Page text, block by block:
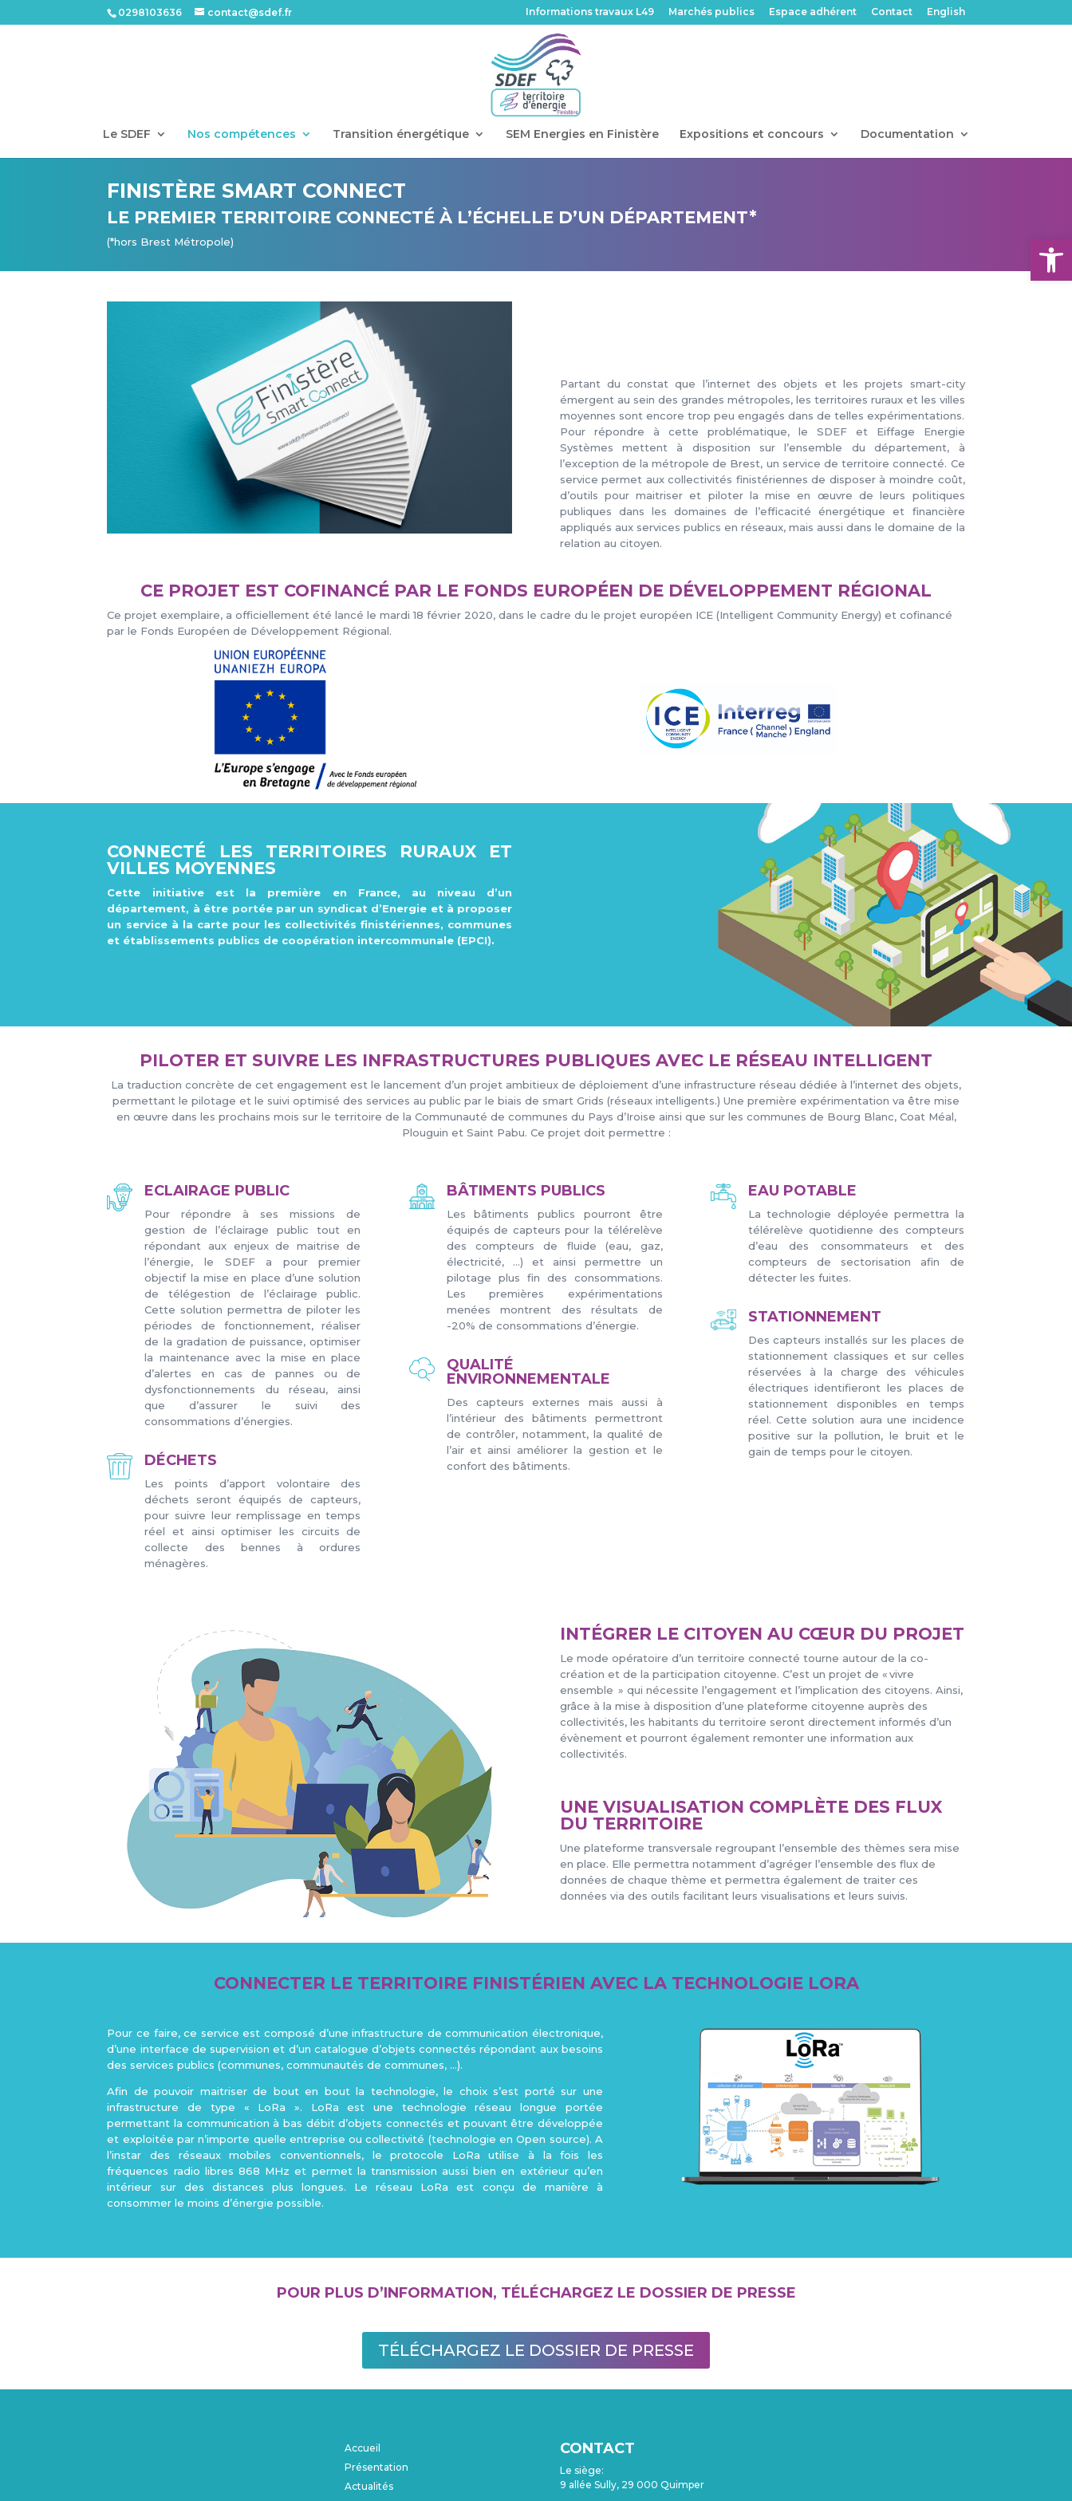
Ouvrir
0298103636 contact@sdef.fr Informations travaux L49 Marchés publics Espace adhérent Contact English
Le SDEF Nos compétences Transition énergétique SEM Energies en Finistère Expositions et concours Documentation
FINISTÈRE SMART CONNECT
LE PREMIER TERRITOIRE CONNECTÉ À L’ÉCHELLE D’UN DÉPARTEMENT*
(*hors Brest Métropole)
Partant du constat que l’internet des objets et les projets smart-city
émergent au sein des grandes métropoles, les territoires ruraux et les villes
moyennes sont encore trop peu engagés dans de telles expérimentations.
Pour répondre à cette problématique, le SDEF et Eiffage Energie
Systèmes mettent à disposition sur l’ensemble du département, à
l’exception de la métropole de Brest, un service de territoire connecté. Ce
service permet aux collectivités finistériennes de disposer à moindre coût,
d’outils pour maitriser et piloter la mise en œuvre de leurs politiques
publiques dans les domaines de l’efficacité énergétique et financière
appliqués aux services publics en réseaux, mais aussi dans le domaine de la
relation au citoyen.
CE PROJET EST COFINANCÉ PAR LE FONDS EUROPÉEN DE DÉVELOPPEMENT RÉGIONAL
Ce projet exemplaire, a officiellement été lancé le mardi 18 février 2020, dans le cadre du le projet européen ICE (Intelligent Community Energy) et cofinancé
par le Fonds Européen de Développement Régional.
CONNECTÉ LES TERRITOIRES RURAUX ET
VILLES MOYENNES
Cette initiative est la première en France, au niveau d’un
département, à être portée par un syndicat d’Energie et à proposer
un service à la carte pour les collectivités finistériennes, communes
et établissements publics de coopération intercommunale (EPCI).
PILOTER ET SUIVRE LES INFRASTRUCTURES PUBLIQUES AVEC LE RÉSEAU INTELLIGENT
La traduction concrète de cet engagement est le lancement d’un projet ambitieux de déploiement d’une infrastructure réseau dédiée à l’internet des objets,
permettant le pilotage et le suivi optimisé des services au public par le biais de smart Grids (réseaux intelligents.) Une première expérimentation va être mise
en œuvre dans les prochains mois sur le territoire de la Communauté de communes du Pays d’Iroise ainsi que sur les communes de Bourg Blanc, Coat Méal,
Plouguin et Saint Pabu. Ce projet doit permettre :
ECLAIRAGE PUBLIC
Pour répondre à ses missions de
gestion de l’éclairage public tout en
répondant aux enjeux de maitrise de
l’énergie, le SDEF a pour premier
objectif la mise en place d’une solution
de télégestion de l’éclairage public.
Cette solution permettra de piloter les
périodes de fonctionnement, réaliser
de la gradation de puissance, optimiser
la maintenance avec la mise en place
d’alertes en cas de pannes ou de
dysfonctionnements du réseau, ainsi
que d’assurer le suivi des
consommations d’énergies.
DÉCHETS
Les points d’apport volontaire des
déchets seront équipés de capteurs,
pour suivre leur remplissage en temps
réel et ainsi optimiser les circuits de
collecte des bennes à ordures
ménagères.
BÂTIMENTS PUBLICS
Les bâtiments publics pourront être
équipés de capteurs pour la télérelève
des compteurs de fluide (eau, gaz,
électricité, …) et ainsi permettre un
pilotage plus fin des consommations.
Les premières expérimentations
menées montrent des résultats de
-20% de consommations d’énergie.
QUALITÉ
ENVIRONNEMENTALE
Des capteurs externes mais aussi à
l’intérieur des bâtiments permettront
de contrôler, notamment, la qualité de
l’air et ainsi améliorer la gestion et le
confort des bâtiments.
EAU POTABLE
La technologie déployée permettra la
télérelève quotidienne des compteurs
d’eau des consommateurs et des
compteurs de sectorisation afin de
détecter les fuites.
STATIONNEMENT
Des capteurs installés sur les places de
stationnement classiques et sur celles
réservées à la charge des véhicules
électriques identifieront les places de
stationnement disponibles en temps
réel. Cette solution aura une incidence
positive sur la pollution, le bruit et le
gain de temps pour le citoyen.
INTÉGRER LE CITOYEN AU CŒUR DU PROJET
Le mode opératoire d’un territoire connecté tourne autour de la co-
création et de la participation citoyenne. C’est un projet de « vivre
ensemble » qui nécessite l’engagement et l’implication des citoyens. Ainsi,
grâce à la mise à disposition d’une plateforme citoyenne auprès des
collectivités, les habitants du territoire seront directement informés d’un
évènement et pourront également remonter une information aux
collectivités.
UNE VISUALISATION COMPLÈTE DES FLUX
DU TERRITOIRE
Une plateforme transversale regroupant l’ensemble des thèmes sera mise
en place. Elle permettra notamment d’agréger l’ensemble des flux de
données de chaque thème et permettra également de traiter ces
données via des outils facilitant leurs visualisations et leurs suivis.
CONNECTER LE TERRITOIRE FINISTÉRIEN AVEC LA TECHNOLOGIE LORA
Pour ce faire, ce service est composé d’une infrastructure de communication électronique,
d’une interface de supervision et d’un catalogue d’objets connectés répondant aux besoins
des services publics (communes, communautés de communes, …).
Afin de pouvoir maitriser de bout en bout la technologie, le choix s’est porté sur une
infrastructure de type « LoRa ». LoRa est une technologie réseau longue portée
permettant la communication à bas débit d’objets connectés et pouvant être développée
et exploitée par n’importe quelle entreprise ou collectivité (technologie en Open source). A
l’instar des réseaux mobiles conventionnels, le protocole LoRa utilise à la fois les
fréquences radio libres 868 MHz et permet la transmission aussi bien en extérieur qu’en
intérieur sur des distances plus longues. Le réseau LoRa est conçu de manière à
consommer le moins d’énergie possible.
POUR PLUS D’INFORMATION, TÉLÉCHARGEZ LE DOSSIER DE PRESSE
TÉLÉCHARGEZ LE DOSSIER DE PRESSE
Accueil
Présentation
Actualités
CONTACT
Le siège:
9 allée Sully, 29 000 Quimper